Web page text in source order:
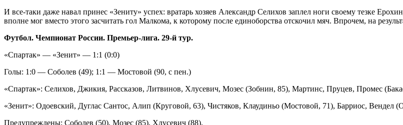
И все‑таки даже навал принес «Зениту» успех: вратарь хозяев Александр Селихов заплел ноги своему тезке
вполне мог вместо этого засчитать гол Малкома, к которому после единоборства отскочил мяч. Впрочем, на
Футбол. Чемпионат России. Премьер-лига. 29‑й тур.
«Спартак» — «Зенит» — 1:1 (0:0)
Голы: 1:0 — Соболев (49); 1:1 — Мостовой (90, с пен.)
«Спартак»: Селихов, Джикия, Рассказов, Литвинов, Хлусевич, Мозес (Зобнин, 85), Мартинс, Пруцев, Промес
«Зенит»: Одоевский, Дуглас Сантос, Алип (Круговой, 63), Чис­тяков, Клаудиньо (Мостовой, 71), Барриос,
Предупреждены: Соболев (50), Мозес (85), Хлусевич (88).